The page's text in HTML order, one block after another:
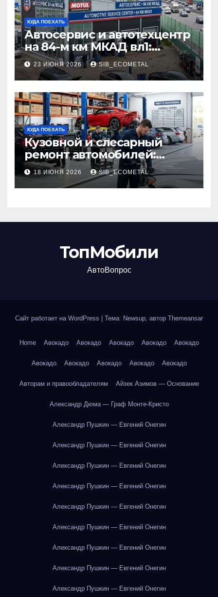
КУДА ПОЕХАТЬ
Автосервис и автотехцентр
на 84-м км МКАД вл1:
описание услуг и режим
работы
23 ИЮНЯ 2026 SIB_ECOMETAL
КУДА ПОЕХАТЬ
Кузовной и слесарный
ремонт автомобилей:
наличие оригинальных
запчастей производителя
и сроки выполнения работ
18 ИЮНЯ 2026 SIB_ECOMETAL
ТопМобили
АвтоВопрос
Сайт работает на WordPress Тема: Newsup, автор Themeansar
Home Авокадо Авокадо Авокадо Авокадо Авокадо
Авокадо Авокадо Авокадо Авокадо Авокадо
Авторам и правообладателям Айзек Азимов — Основание
Александр Дюма — Граф Монте-Кристо
Александр Пушкин — Евгений Онегин
Александр Пушкин — Евгений Онегин
Александр Пушкин — Евгений Онегин
Александр Пушкин — Евгений Онегин
Александр Пушкин — Евгений Онегин
Александр Пушкин — Евгений Онегин
Александр Пушкин — Евгений Онегин
Александр Пушкин — Евгений Онегин
Александр Пушкин — Евгений Онегин